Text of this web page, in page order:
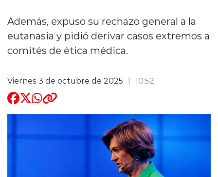
Deportes
Entrevistas
Además, expuso su rechazo general a la
eutanasia y pidió derivar casos extremos a
comités de ética médica.
Viernes 3 de octubre de 2025 10:52